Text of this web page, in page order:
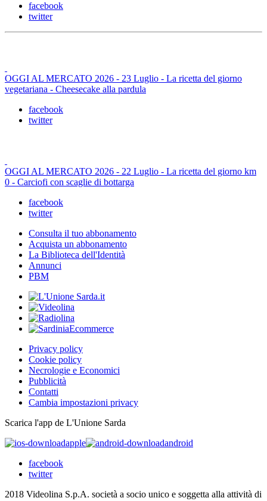
facebook
twitter
OGGI AL MERCATO 2026 - 23 Luglio - La ricetta del giorno
vegetariana - Cheesecake alla pardula
facebook
twitter
OGGI AL MERCATO 2026 - 22 Luglio - La ricetta del giorno km
0 - Carciofi con scaglie di bottarga
facebook
twitter
Consulta il tuo abbonamento
Acquista un abbonamento
La Biblioteca dell'Identità
Annunci
PBM
Privacy policy
Cookie policy
Necrologie e Economici
Pubblicità
Contatti
Cambia impostazioni privacy
Scarica l'app de L'Unione Sarda
apple
android
facebook
twitter
2018 Videolina S.p.A. società a socio unico e soggetta alla attività di